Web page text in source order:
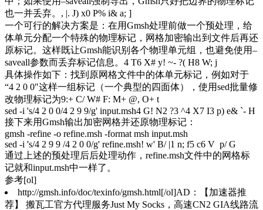
也一并丢弃。 , |. J) x0 P% i& a; ]
一个可行的解决方案是：在用Gmsh处理前做一个预处理，给
体单元分配一个特殊的物理标记，网格加密输出到文件后再还
原标记。这样既让Gmsh能识别各个物理单元组，也避免使用–
saveall参数而丢弃标记信息。 4 T6 X# y! ~- ?( H8 W; j
具体操作如下：找到原网格文件中的体单元标记，例如对于
“4 2 0 0″这样一组标记（一个典型的四面体），使用sed批量修
改物理标记为9:+ C/ W# F: M+ @, O+ t
sed -i 's/4 2 0 0/4 2 9 9/g' input.msh4 G! N2 ?3 ^4 X7 I3 p) e& `- H
接下来用Gmsh输出加密网格并还原物理标记：
gmsh -refine -o refine.msh -format msh input.msh
sed -i 's/4 2 9 9 /4 2 0 0/g' refine.msh! w' B/ |1 n; f5 c6 V p/ G
通过上述的预处理后后处理动作，refine.msh文件中的网格标
记就和input.msh中一样了。
参考[ol]
http://gmsh.info/doc/texinfo/gmsh.html[/ol]AD：【加速器推
荐】 搬瓦工官方代理服务Just My Socks，高速CN2 GIA线路流